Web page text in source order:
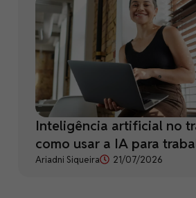
Inteligência artificial no
como usar a IA para
Ariadni Siqueira 21/07/2026